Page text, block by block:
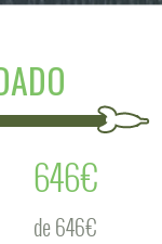
646€
de 646€